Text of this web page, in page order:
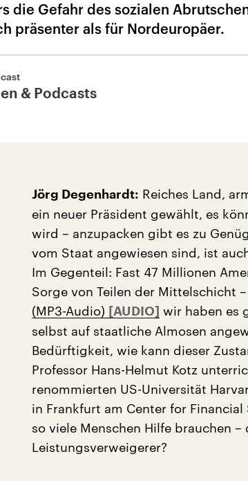
die Gefahr des sozialen
präsenter als für Nordeuropäer.
& Podcasts
Jörg Degenhardt: Reiches Land,
ein neuer Präsident gewählt, es
wird – anzupacken gibt es zu
vom Staat angewiesen sind, ist
Im Gegenteil: Fast 47 Millionen
Sorge von Teilen der Mittelschicht –
(MP3-Audio)
wir haben es
selbst auf staatliche Almosen
Bedürftigkeit, wie kann dieser
Professor Hans-Helmut Kotz
renommierten US-Universität
in Frankfurt am Center for
so viele Menschen Hilfe brauchen
Leistungsverweigerer?